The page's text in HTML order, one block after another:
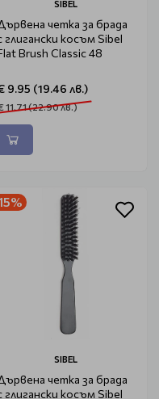
SIBEL
четка за брада
глигански косъм Sibel
Brush Classic 48
9.95 (19.46 лв.)
11.71 (22.90 лв.)
SIBEL
четка за брада
глигански косъм Sibel